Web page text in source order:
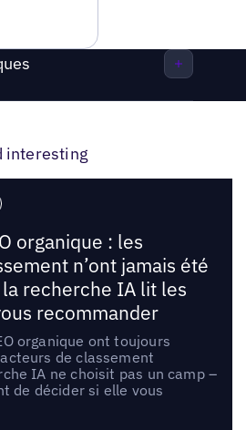
interesting
organique : les
n’ont jamais été
recherche IA lit les
recommander
organique ont toujours
de classement
IA ne choisit pas un camp –
de décider si elle vous